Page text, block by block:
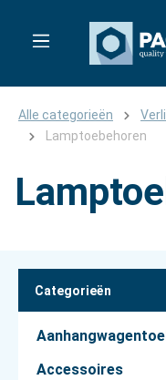
Alle categorieën
Lamptoebehoren
Categorieën
Accessoires